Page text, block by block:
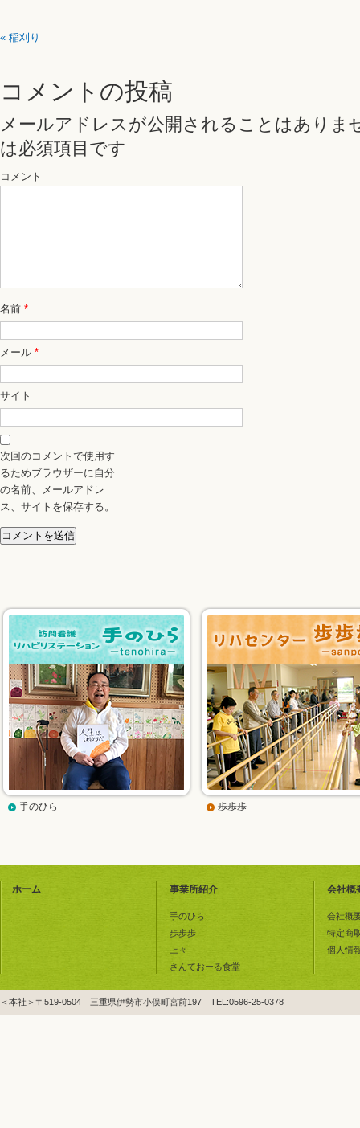
« 稲刈り
コメントの投稿
メールアドレスが公開されることはありま
は必須項目です
コメント
名前 *
メール *
サイト
次回のコメントで使用す
るためブラウザーに自分
の名前、メールアドレ
ス、サイトを保存する。
手のひら 歩歩歩
ホーム 事業所紹介
手のひら
歩歩歩
上々
さんておーる食堂
会社概
会社概
特定商
個人情
＜本社＞〒519-0504 三重県伊勢市小俣町宮前197 TEL:0596-25-0378